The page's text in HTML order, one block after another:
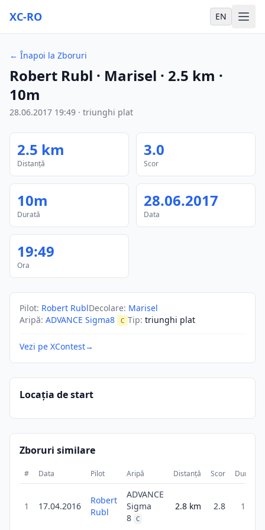
XC-RO EN
← Înapoi la Zboruri
Robert Rubl · Marisel · 2.5 km ·
10m
28.06.2017 19:49 · triunghi plat
2.5 km
Distanță
3.0
Scor
10m
Durată
28.06.2017
Data
19:49
Ora
Pilot: Robert RublDecolare: Marisel
Aripă: ADVANCE Sigma8 C Tip: triunghi plat
Vezi pe XContest→
Locația de start
Zboruri similare
# Data Pilot Aripă Distanță Scor Durată
1 17.04.2016
Robert
Rubl
ADVANCE
Sigma
8 C
2.8 km 2.8 15m